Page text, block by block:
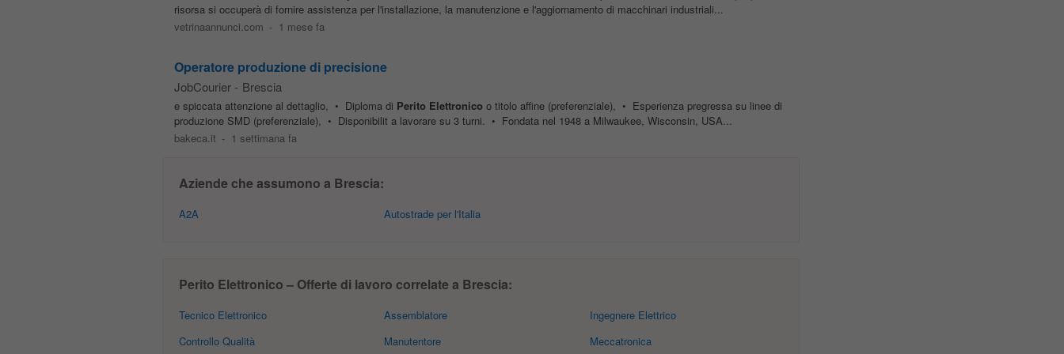
risorsa si occuperà di fornire assistenza per l'installazione, la manutenzione e l'aggiornamento di macchinari industriali...
vetrinaannunci.com - 1 mese fa
Operatore produzione di precisione
JobCourier - Brescia
e spiccata attenzione al dettaglio, • Diploma di Perito Elettronicoo titolo affine (preferenziale), • Esperienza pregressa su linee di
produzione SMD (preferenziale), • Disponibilit a lavorare su 3 turni. • Fondata nel 1948 a Milwaukee, Wisconsin, USA...
bakeca.it - 1 settimana fa
Aziende che assumono a Brescia:
A2A Autostrade per l'Italia
Perito Elettronico – Offerte di lavoro correlate a Brescia:
Tecnico Elettronico
Controllo Qualità
Assemblatore
Manutentore
Ingegnere Elettrico
Meccatronica